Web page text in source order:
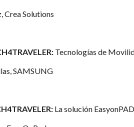
Crea Solutions
Tecnologías de
SAMSUNG
La solución